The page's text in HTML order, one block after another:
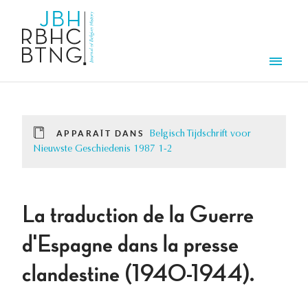
APPARAÎT DANS
Belgisch Tijdschrift voor
Nieuwste Geschiedenis 1987 1-2
La traduction de la Guerre
d'Espagne dans la presse
clandestine (1940-1944).